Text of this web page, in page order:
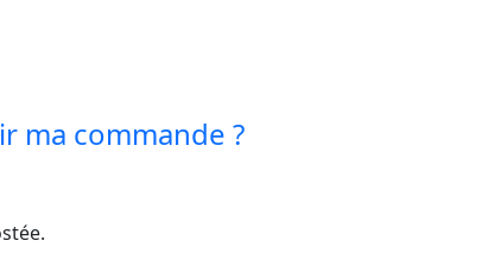
ma commande ?